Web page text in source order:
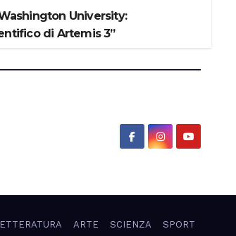
University:
di Artemis 3”
ARTE SCIENZA SPORT